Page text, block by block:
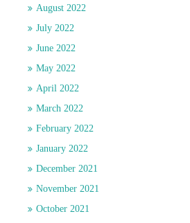
August 2022
July 2022
June 2022
May 2022
April 2022
March 2022
February 2022
January 2022
December 2021
November 2021
October 2021